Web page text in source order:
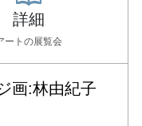
詳細
ート の展覧会
画:林由紀子